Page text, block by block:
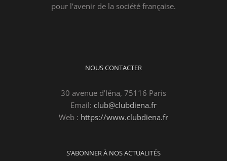
pour l’avenir de la société française.
NOUS CONTACTER
30 avenue d’Iéna, 75116 Paris
Email: club@clubdiena.fr
Web : https://www.clubdiena.fr
S’ABONNER À NOS ACTUALITÉS